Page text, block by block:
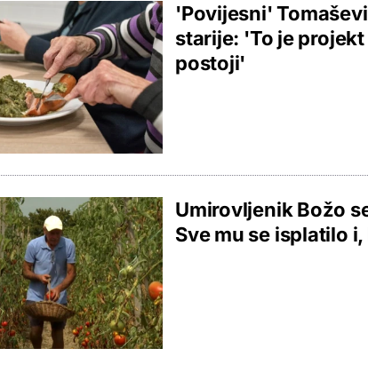
'Povijesni'
starije: 'To je
postoji'
Umirovljenik Božo
Sve mu se isplatilo